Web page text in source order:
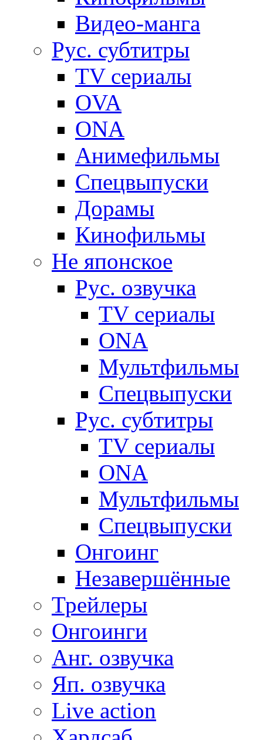
Видео-манга
Рус. субтитры
TV сериалы
OVA
ONA
Анимефильмы
Спецвыпуски
Дорамы
Кинофильмы
Не японское
Рус. озвучка
TV сериалы
ONA
Мультфильмы
Спецвыпуски
Рус. субтитры
TV сериалы
ONA
Мультфильмы
Спецвыпуски
Онгоинг
Незавершённые
Трейлеры
Онгоинги
Анг. озвучка
Яп. озвучка
Live action